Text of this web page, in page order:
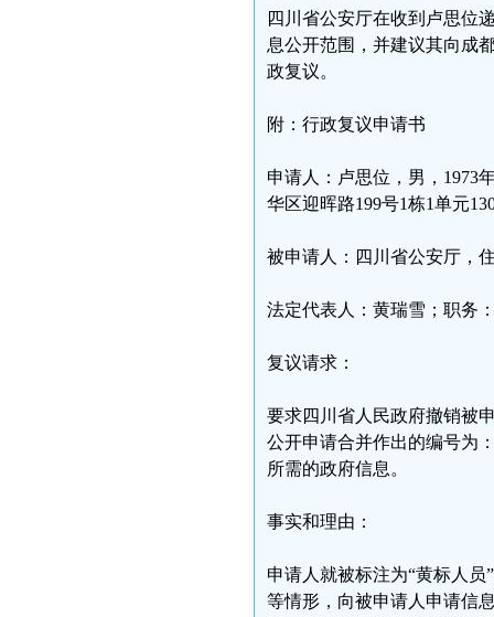
四川省公安厅在收到卢思位
息公开范围，并建议其向成
政复议。
附：行政复议申请书
申请人：卢思位，男，1973
华区迎晖路199号1栋1单元
被申请人：四川省公安厅，
法定代表人：黄瑞雪；职务
复议请求：
要求四川省人民政府撤销被
公开申请合并作出的编号为
所需的政府信息。
事实和理由：
申请人就被标注为“黄标人
等情形，向被申请人申请信